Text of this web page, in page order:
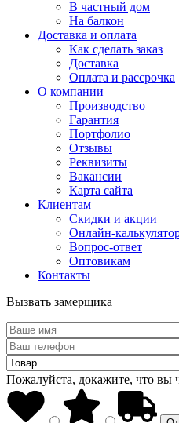
В частный дом
На балкон
Доставка и оплата
Как сделать заказ
Доставка
Оплата и рассрочка
О компании
Производство
Гарантия
Портфолио
Отзывы
Реквизиты
Вакансии
Карта сайта
Клиентам
Скидки и акции
Онлайн-
Вопрос-ответ
Оптовикам
Контакты
Вызвать замерщика
Пожалуйста, докажите, что вы